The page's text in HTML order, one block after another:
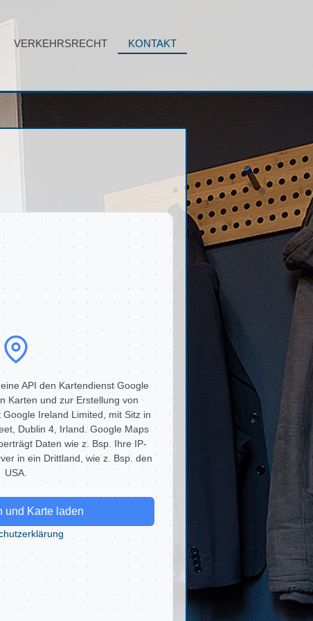
VERKEHRSRECHT KONTAKT
API den Kartendienst Google
Karten und zur Erstellung von
Ireland Limited, mit Sitz in
Dublin 4, Irland. Google Maps
Daten wie z. Bsp. Ihre IP-
in ein Drittland, wie z. Bsp. den
USA.
und Karte laden